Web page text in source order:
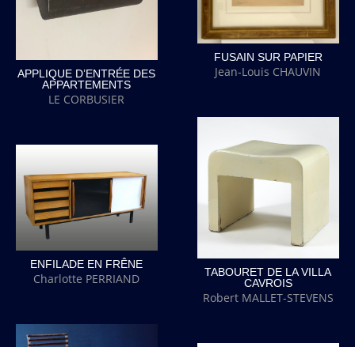
FUSAIN SUR PAPIER
Jean-Louis CHAUVIN
APPLIQUE D’ENTRÉE DES
APPARTEMENTS
LE CORBUSIER
TABOURET DE LA VILLA
CAVROIS
Robert MALLET-STEVENS
ENFILADE EN FRÊNE
Charlotte PERRIAND